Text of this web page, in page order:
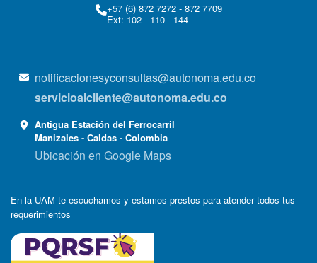
+57 (6) 872 7272 - 872 7709
Ext: 102 - 110 - 144
notificacionesyconsultas@autonoma.edu.co
servicioalcliente@autonoma.edu.co
Antigua Estación del Ferrocarril
Manizales - Caldas - Colombia
Ubicación en Google Maps
En la UAM te escuchamos y estamos prestos para atender todos tus
requerimientos